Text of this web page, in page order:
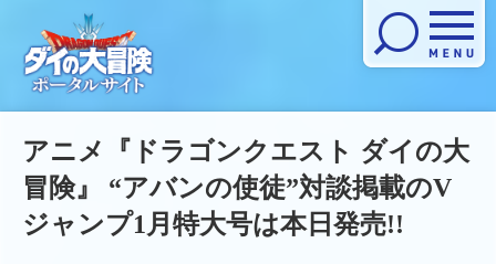
アニメ『ドラゴンクエスト ダイの大
冒険』 “アバンの使徒”対談掲載のV
ジャンプ1月特大号は本日発売!!